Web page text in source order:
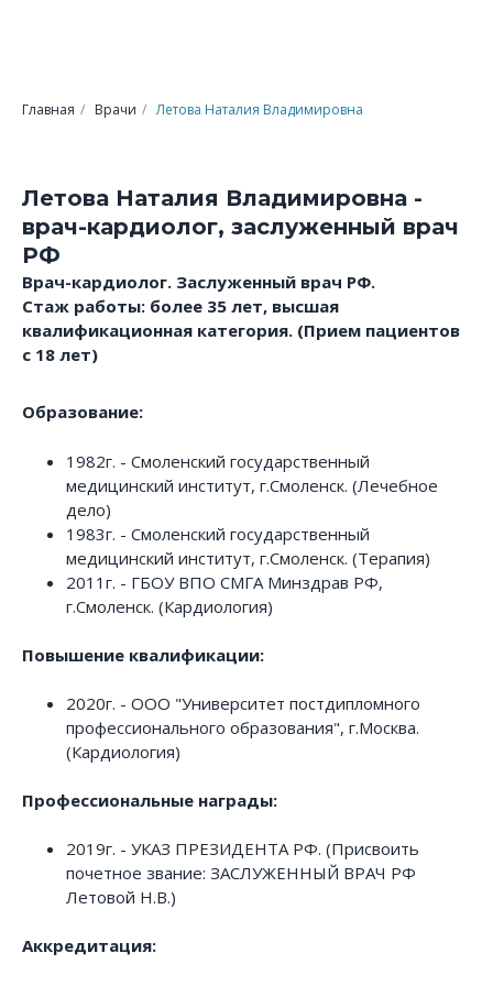
Главная / Врачи / Летова Наталия Владимировна
Летова Наталия Владимировна -
врач-кардиолог, заслуженный врач
РФ
Врач-кардиолог. Заслуженный врач РФ.
Стаж работы: более 35 лет, высшая
квалификационная категория. (Прием пациентов
с 18 лет)
Образование:
1982г. - Смоленский государственный
медицинский институт, г.Смоленск. (Лечебное
дело)
1983г. - Смоленский государственный
медицинский институт, г.Смоленск. (Терапия)
2011г. - ГБОУ ВПО СМГА Минздрав РФ,
г.Смоленск. (Кардиология)
Повышение квалификации:
2020г. - ООО "Университет постдипломного
профессионального образования", г.Москва.
(Кардиология)
Профессиональные награды:
2019г. - УКАЗ ПРЕЗИДЕНТА РФ. (Присвоить
почетное звание: ЗАСЛУЖЕННЫЙ ВРАЧ РФ
Летовой Н.В.)
Аккредитация: